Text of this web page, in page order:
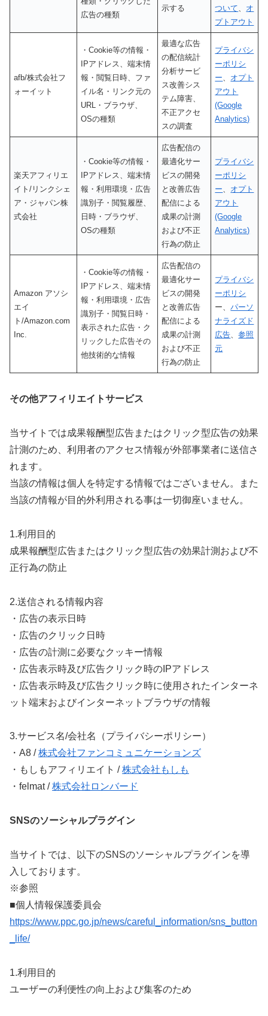
広告の種類
示する ついて、 オ
プトアウト
afb/株式会社フ
ォーイット
・Cookie等の情報・
IPアドレス、端末情
報・閲覧日時、ファ
イル名・リンク元の
URL・ブラウザ、
OSの種類
最適な広告
の配信統計
分析サービ
ス改善シス
テム障害、
不正アクセ
スの調査
プライバシ
ーポリシ
ー、 オプト
アウト
(Google
Analytics)
楽天アフィリエ
イト/リンクシェ
ア・ジャパン株
式会社
・Cookie等の情報・
IPアドレス、端末情
報・利用環境・広告
識別子・閲覧履歴、
日時・ブラウザ、
OSの種類
広告配信の
最適化サー
ビスの開発
と改善広告
配信による
成果の計測
および不正
行為の防止
プライバシ
ーポリシ
ー、 オプト
アウト
(Google
Analytics)
Amazon アソシ
エイ
ト/Amazon.com
Inc.
・Cookie等の情報・
IPアドレス、端末情
報・利用環境・広告
識別子・閲覧日時・
表示された広告・ク
リックした広告その
他技術的な情報
広告配信の
最適化サー
ビスの開発
と改善広告
配信による
成果の計測
および不正
行為の防止
プライバシ
ーポリシ
ー、パーソ
ナライズド
広告、参照
元
その他アフィリエイトサービス
当サイトでは成果報酬型広告またはクリック型広告の効果
計測のため、利用者のアクセス情報が外部事業者に送信さ
れます。
当該の情報は個人を特定する情報ではございません。また
当該の情報が目的外利用される事は一切御座いません。
1.利用目的
成果報酬型広告またはクリック型広告の効果計測および不
正行為の防止
2.送信される情報内容
・広告の表示日時
・広告のクリック日時
・広告の計測に必要なクッキー情報
・広告表示時及び広告クリック時のIPアドレス
・広告表示時及び広告クリック時に使用されたインターネ
ット端末およびインターネットブラウザの情報
3.サービス名/会社名（プライバシーポリシー）
・A8 /株式会社ファンコミュニケーションズ
・もしもアフィリエイト /株式会社もしも
・felmat /株式会社ロンバード
SNSのソーシャルプラグイン
当サイトでは、以下のSNSのソーシャルプラグインを導
入しております。
※参照
■個人情報保護委員会
https://www.ppc.go.jp/news/careful_information/sns_button
_life/
1.利用目的
ユーザーの利便性の向上および集客のため